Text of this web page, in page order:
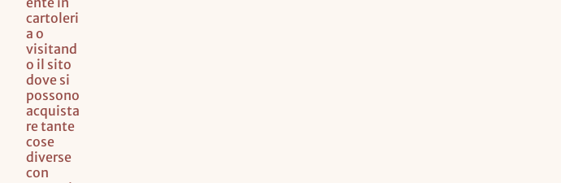
cartoleri
a o
visitand
o il sito
dove si
possono
acquista
re tante
cose
diverse
con